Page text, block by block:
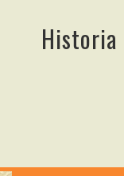
Historia